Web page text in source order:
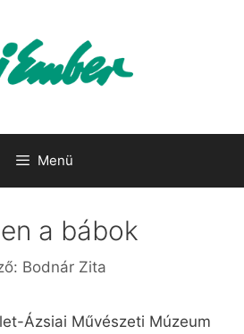
Menü
a bábok
Bodnár Zita
Ázsiai Művészeti Múzeum